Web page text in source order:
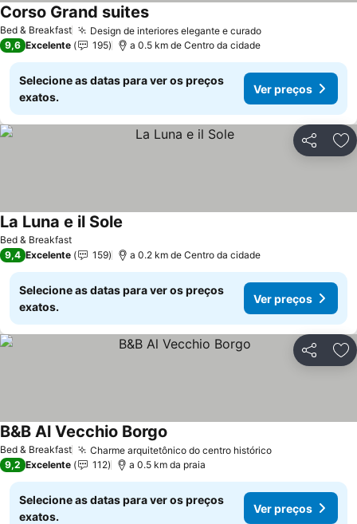
Bed & Breakfast Design de interiores elegante e curado
Corso Grand suites
9,6 Excelente 195 a 0.5 km de Centro da cidade
Selecione as datas para ver os preços
exatos.
Ver preços
Partilhar
Bed & Breakfast
La Luna e il Sole
9,4 Excelente 159 a 0.2 km de Centro da cidade
Selecione as datas para ver os preços
exatos.
Ver preços
Partilhar
Bed & Breakfast Charme arquitetônico do centro histórico
B&B Al Vecchio Borgo
9,2 Excelente 112 a 0.5 km da praia
Selecione as datas para ver os preços
exatos.
Ver preços